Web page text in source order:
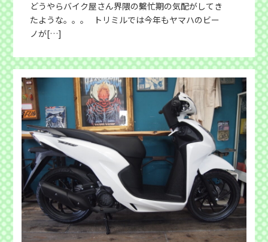
どうやらバイク屋さん界隈の繫忙期の気配がしてき
たような。。。 トリミルでは今年もヤマハのビー
ノが[…]